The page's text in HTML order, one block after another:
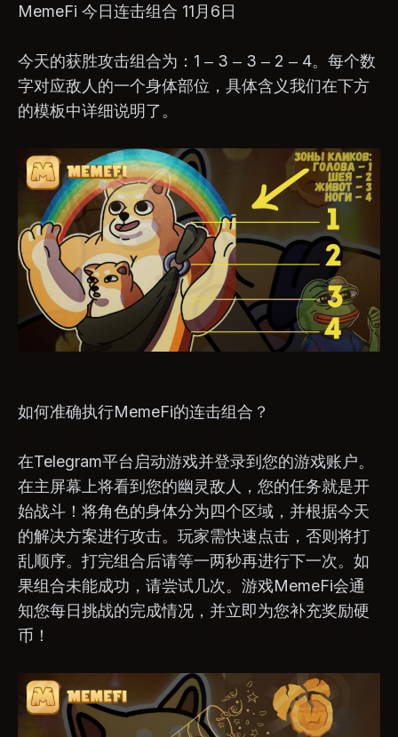
MemeFi 今日连击组合 11月6日
今天的获胜攻击组合为：1 – 3 – 3 – 2 – 4。每个数
字对应敌人的一个身体部位，具体含义我们在下方
的模板中详细说明了。
如何准确执行MemeFi的连击组合？
在Telegram平台启动游戏并登录到您的游戏账户。
在主屏幕上将看到您的幽灵敌人，您的任务就是开
始战斗！将角色的身体分为四个区域，并根据今天
的解决方案进行攻击。玩家需快速点击，否则将打
乱顺序。打完组合后请等一两秒再进行下一次。如
果组合未能成功，请尝试几次。游戏MemeFi会通
知您每日挑战的完成情况，并立即为您补充奖励硬
币！